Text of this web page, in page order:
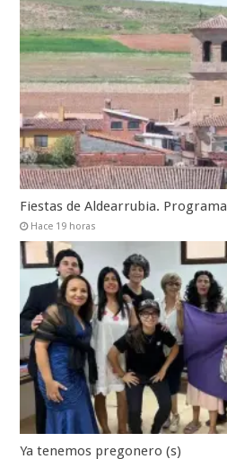
Fiestas de Aldearrubia. Programa
Hace 19 horas
Ya tenemos pregonero (s)